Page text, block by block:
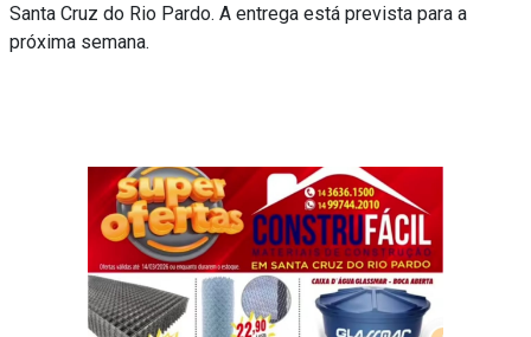
Santa Cruz do Rio Pardo. A entrega está prevista para a
próxima semana.